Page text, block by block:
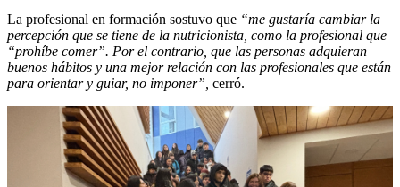
La profesional en formación sostuvo que “me gustaría cambiar la
percepción que se tiene de la nutricionista, como la profesional que
“prohíbe comer”. Por el contrario, que las personas adquieran
buenos hábitos y una mejor relación con las profesionales que están
para orientar y guiar, no imponer”, cerró.